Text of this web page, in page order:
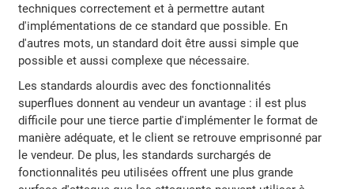
techniques correctement et à permettre autant
d'implémentations de ce standard que possible. En
d'autres mots, un standard doit être aussi simple que
possible et aussi complexe que nécessaire.
Les standards alourdis avec des fonctionnalités
superflues donnent au vendeur un avantage : il est plus
difficile pour une tierce partie d'implémenter le format de
manière adéquate, et le client se retrouve emprisonné par
le vendeur. De plus, les standards surchargés de
fonctionnalités peu utilisées offrent une plus grande